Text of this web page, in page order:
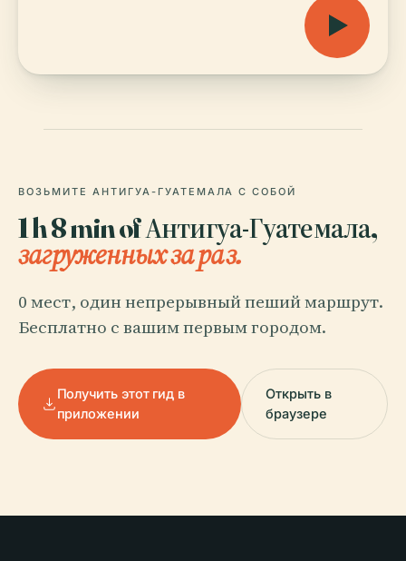
ВОЗЬМИТЕ АНТИГУА-ГУАТЕМАЛА С СОБОЙ
1 h 8 min of Антигуа-Гуатемала,
загруженных за раз.
0 мест, один непрерывный пеший маршрут.
Бесплатно с вашим первым городом.
Получить этот гид в
приложении
Открыть в
браузере